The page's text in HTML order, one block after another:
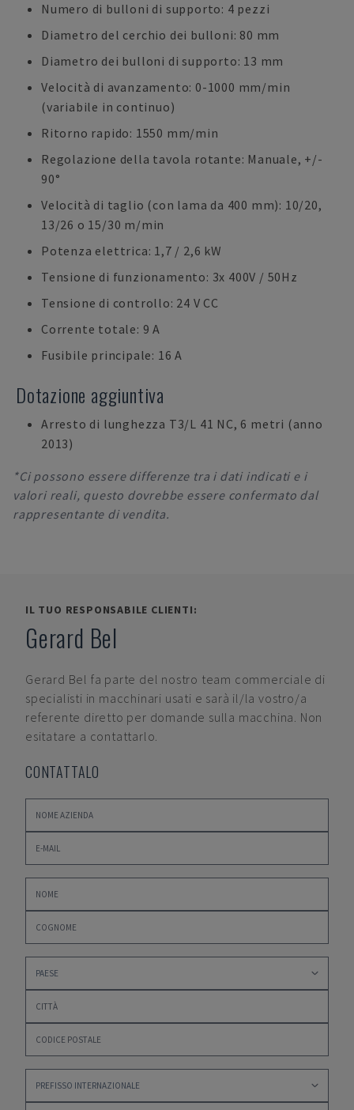
Numero di bulloni di supporto: 4 pezzi
Diametro del cerchio dei bulloni: 80 mm
Diametro dei bulloni di supporto: 13 mm
Velocità di avanzamento: 0-1000 mm/min
(variabile in continuo)
Ritorno rapido: 1550 mm/min
Regolazione della tavola rotante: Manuale, +/-
90°
Velocità di taglio (con lama da 400 mm): 10/20,
13/26 o 15/30 m/min
Potenza elettrica: 1,7 / 2,6 kW
Tensione di funzionamento: 3x 400V / 50Hz
Tensione di controllo: 24 V CC
Corrente totale: 9 A
Fusibile principale: 16 A
Dotazione aggiuntiva
Arresto di lunghezza T3/L 41 NC, 6 metri (anno
2013)
*Ci possono essere differenze tra i dati indicati e i
valori reali, questo dovrebbe essere confermato dal
rappresentante di vendita.
IL TUO RESPONSABILE CLIENTI:
Gerard Bel
Gerard Bel fa parte del nostro team commerciale di
specialisti in macchinari usati e sarà il/la vostro/a
referente diretto per domande sulla macchina. Non
esitatare a contattarlo.
CONTATTALO